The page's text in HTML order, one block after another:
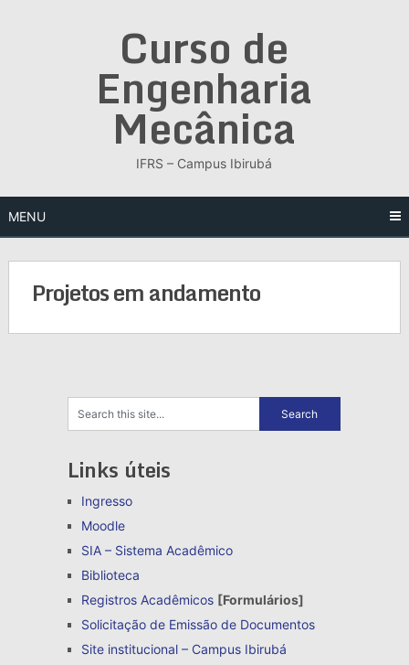
Curso de
Engenharia
Mecânica
IFRS – Campus Ibirubá
MENU
Projetos em andamento
Links úteis
Ingresso
Moodle
SIA – Sistema Acadêmico
Biblioteca
Registros Acadêmicos [Formulários]
Solicitação de Emissão de Documentos
Site institucional – Campus Ibirubá